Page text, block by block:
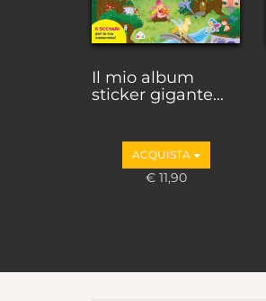
Il mio album
sticker gigante...
ACQUISTA
€ 11,90